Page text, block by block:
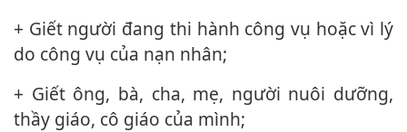
+ Giết người đang thi hành công vụ hoặc vì lý
do công vụ của nạn nhân;
+ Giết ông, bà, cha, mẹ, người nuôi dưỡng,
thầy giáo, cô giáo của mình;